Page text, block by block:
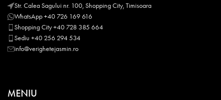
Str. Calea Sagului nr. 100, Shopping City, Timisoara
WhatsApp +40 726 169 616
Shopping City +40 728 385 664
Sediu +40 256 294 534
info@verighetejasmin.ro
MENIU